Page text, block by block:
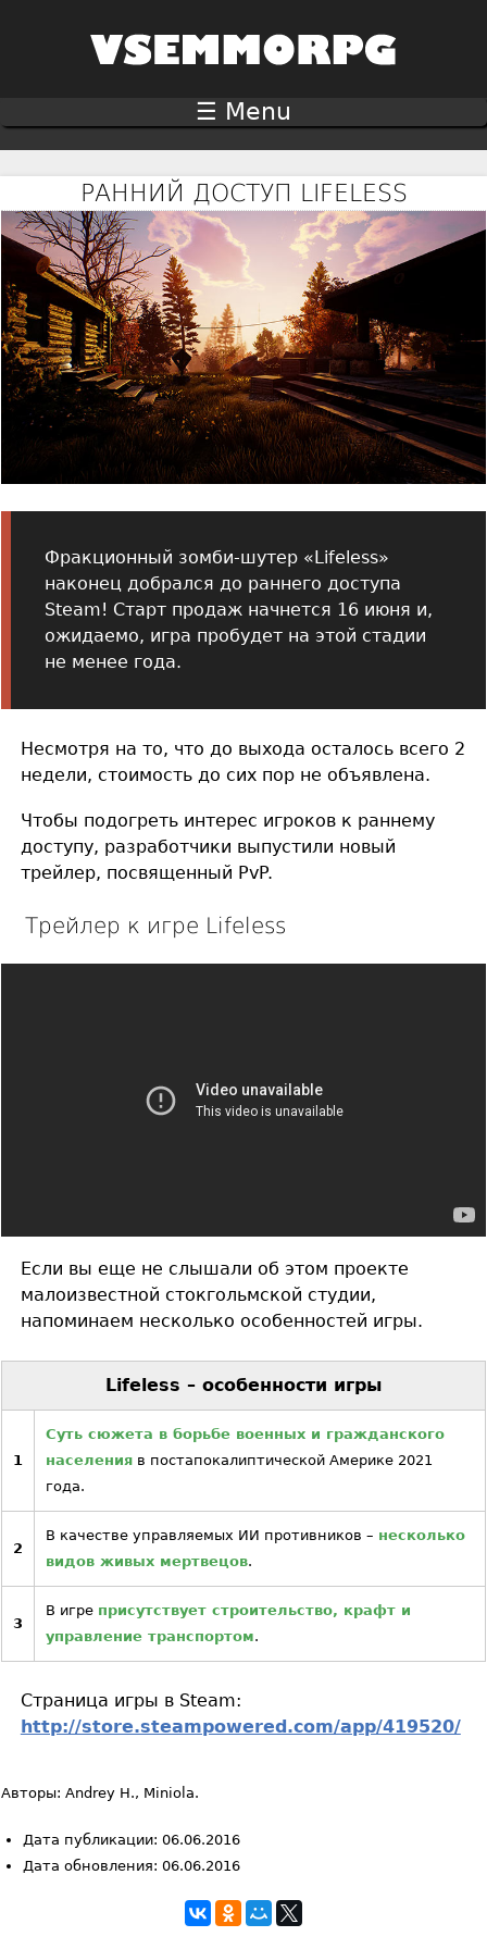
РАННИЙ ДОСТУП LIFELESS
Фракционный зомби-шутер «Lifeless»
наконец добрался до раннего доступа
Steam! Старт продаж начнется 16 июня и,
ожидаемо, игра пробудет на этой стадии
не менее года.
Несмотря на то, что до выхода осталось всего 2
недели, стоимость до сих пор не объявлена.
Чтобы подогреть интерес игроков к раннему
доступу, разработчики выпустили новый
трейлер, посвященный PvP.
Трейлер к игре Lifeless
Если вы еще не слышали об этом проекте
малоизвестной стокгольмской студии,
напоминаем несколько особенностей игры.
Lifeless – особенности игры
1
Суть сюжета в борьбе военных и гражданского
населения в постапокалиптической Америке 2021
года.
2
В качестве управляемых ИИ противников – несколько
видов живых мертвецов.
3
В игре присутствует строительство, крафт и
управление транспортом.
Страница игры в Steam:
http://store.steampowered.com/app/419520/
Авторы: Andrey H., Miniola.
Дата публикации: 06.06.2016
Дата обновления: 06.06.2016
☰ Menu